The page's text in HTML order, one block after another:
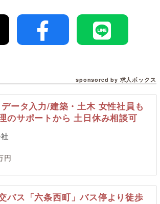
sponsored by 求人ボックス
ータ入力/建築・土木 女性社員も
のサポートから 土日休み相談可
円
バス「六条西町」バス停より徒歩